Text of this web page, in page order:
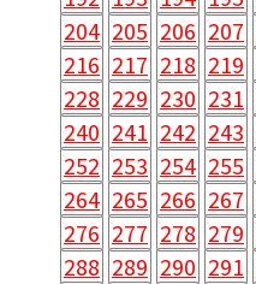
204 205 206 207
216 217 218 219
228 229 230 231
240 241 242 243
252 253 254 255
264 265 266 267
276 277 278 279
288 289 290 291